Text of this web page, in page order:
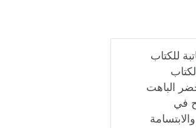
للكتاب
الباهت
في